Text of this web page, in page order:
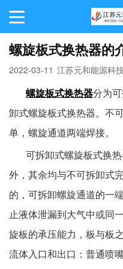
螺旋板式换热器的
2022-03-11 江苏元和能源科
螺旋板式换热器分为
卸式螺旋板式换热器。不
单，螺旋通道两端焊接。
可拆卸式螺旋板式换
外，其余均与不可拆卸式
的，可拆卸螺旋通道的一
止液体泄漏到大气中或同
旋板的承压能力，板与板
流体入口和出口：普通喷